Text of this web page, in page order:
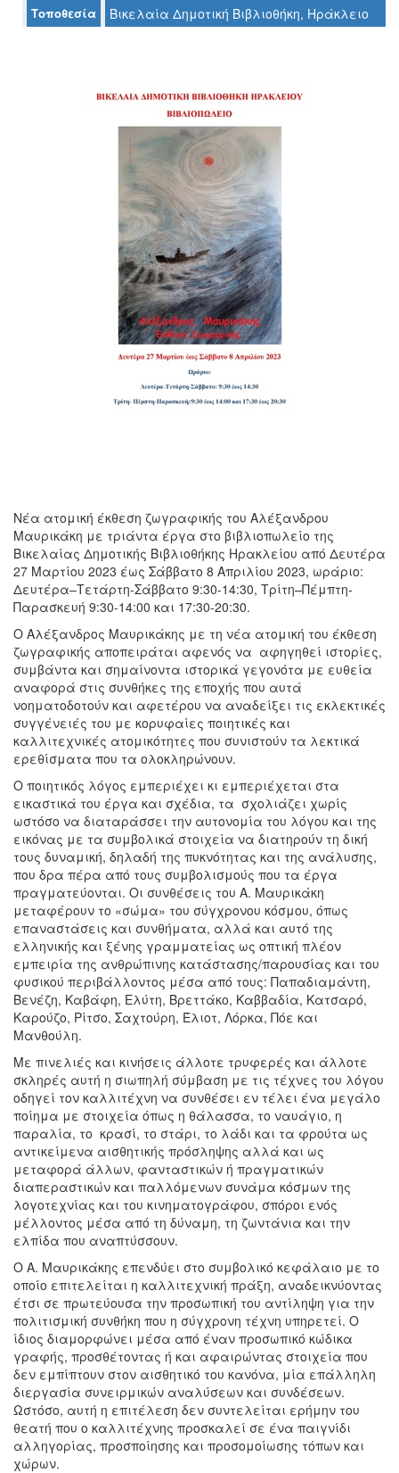
ΤΟΠΟΣ
Τοποθεσία Βικελαία Δημοτική Βιβλιοθήκη, Ηράκλειο
Νέα ατομική έκθεση ζωγραφικής του Αλέξανδρου
Μαυρικάκη με τριάντα έργα στο βιβλιοπωλείο της
Βικελαίας Δημοτικής Βιβλιοθήκης Ηρακλείου από Δευτέρα
27 Μαρτίου 2023 έως Σάββατο 8 Απριλίου 2023, ωράριο:
Δευτέρα–Τετάρτη-Σάββατο 9:30-14:30, Τρίτη–Πέμπτη-
Παρασκευή 9:30-14:00 και 17:30-20:30.
Ο Αλέξανδρος Μαυρικάκης με τη νέα ατομική του έκθεση
ζωγραφικής αποπειράται αφενός να αφηγηθεί ιστορίες,
συμβάντα και σημαίνοντα ιστορικά γεγονότα με ευθεία
αναφορά στις συνθήκες της εποχής που αυτά
νοηματοδοτούν και αφετέρου να αναδείξει τις εκλεκτικές
συγγένειές του με κορυφαίες ποιητικές και
καλλιτεχνικές ατομικότητες που συνιστούν τα λεκτικά
ερεθίσματα που τα ολοκληρώνουν.
Ο ποιητικός λόγος εμπεριέχει κι εμπεριέχεται στα
εικαστικά του έργα και σχέδια, τα σχολιάζει χωρίς
ωστόσο να διαταράσσει την αυτονομία του λόγου και της
εικόνας με τα συμβολικά στοιχεία να διατηρούν τη δική
τους δυναμική, δηλαδή της πυκνότητας και της ανάλυσης,
που δρα πέρα από τους συμβολισμούς που τα έργα
πραγματεύονται. Οι συνθέσεις του Α. Μαυρικάκη
μεταφέρουν το «σώμα» του σύγχρονου κόσμου, όπως
επαναστάσεις και συνθήματα, αλλά και αυτό της
ελληνικής και ξένης γραμματείας ως οπτική πλέον
εμπειρία της ανθρώπινης κατάστασης/παρουσίας και του
φυσικού περιβάλλοντος μέσα από τους: Παπαδιαμάντη,
Βενέζη, Καβάφη, Ελύτη, Βρεττάκο, Καββαδία, Κατσαρό,
Καρούζο, Ρίτσο, Σαχτούρη, Έλιοτ, Λόρκα, Πόε και
Μανθούλη.
Με πινελιές και κινήσεις άλλοτε τρυφερές και άλλοτε
σκληρές αυτή η σιωπηλή σύμβαση με τις τέχνες του λόγου
οδηγεί τον καλλιτέχνη να συνθέσει εν τέλει ένα μεγάλο
ποίημα με στοιχεία όπως η θάλασσα, το ναυάγιο, η
παραλία, το κρασί, το στάρι, το λάδι και τα φρούτα ως
αντικείμενα αισθητικής πρόσληψης αλλά και ως
μεταφορά άλλων, φανταστικών ή πραγματικών
διαπεραστικών και παλλόμενων συνάμα κόσμων της
λογοτεχνίας και του κινηματογράφου, σπόροι ενός
μέλλοντος μέσα από τη δύναμη, τη ζωντάνια και την
ελπίδα που αναπτύσσουν.
Ο Α. Μαυρικάκης επενδύει στο συμβολικό κεφάλαιο με το
οποίο επιτελείται η καλλιτεχνική πράξη, αναδεικνύοντας
έτσι σε πρωτεύουσα την προσωπική του αντίληψη για την
πολιτισμική συνθήκη που η σύγχρονη τέχνη υπηρετεί. Ο
ίδιος διαμορφώνει μέσα από έναν προσωπικό κώδικα
γραφής, προσθέτοντας ή και αφαιρώντας στοιχεία που
δεν εμπίπτουν στον αισθητικό του κανόνα, μία επάλληλη
διεργασία συνειρμικών αναλύσεων και συνδέσεων.
Ωστόσο, αυτή η επιτέλεση δεν συντελείται ερήμην του
θεατή που ο καλλιτέχνης προσκαλεί σε ένα παιγνίδι
αλληγορίας, προσποίησης και προσομοίωσης τόπων και
χώρων.